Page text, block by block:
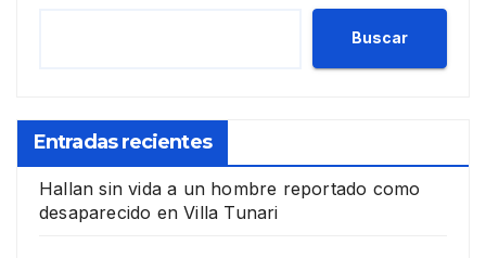
Buscar
Entradas recientes
Hallan sin vida a un hombre reportado como
desaparecido en Villa Tunari